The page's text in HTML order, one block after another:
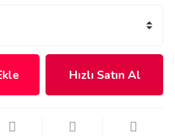
Hızlı Satın Al